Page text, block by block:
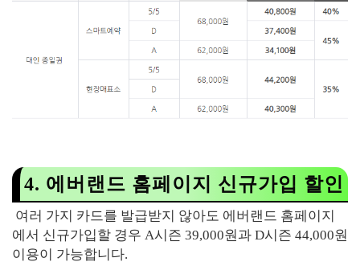
4. 에버랜드 홈페이지 신규가입 할인
여러 가지 카드를 발급받지 않아도 에버랜드 홈페이지
에서 신규가입할 경우 A시즌 39,000원과 D시즌 44,000원
이용이 가능합니다.